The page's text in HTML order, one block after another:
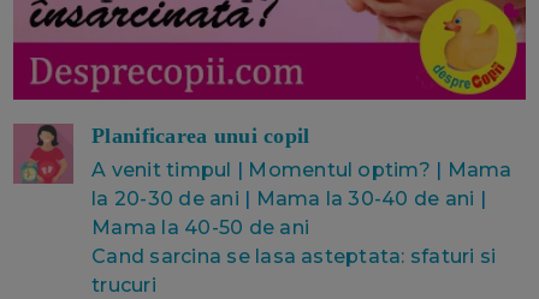
Planificarea unui copil
A venit timpul | Momentul optim? | Mama
la 20-30 de ani | Mama la 30-40 de ani |
Mama la 40-50 de ani
Cand sarcina se lasa asteptata: sfaturi si
trucuri